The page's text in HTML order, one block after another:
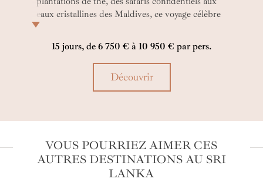
eaux cristallines des Maldives, ce voyage célèbre
l’amour et l’évasion. Pour les amoureux en quête
d’ailleurs, de beauté et de temps suspendu.
15 jours, de 6 750 € à 10 950 € par pers.
Découvrir
VOUS POURRIEZ AIMER CES
AUTRES DESTINATIONS AU SRI
LANKA